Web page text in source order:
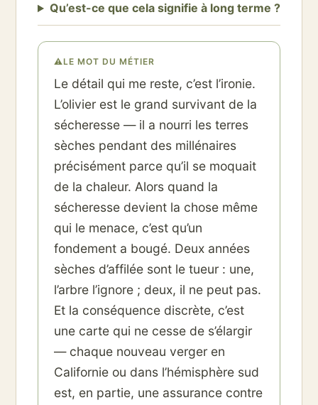
Qu’est-ce que cela signifie à long terme ?
⚠LE MOT DU MÉTIER
Le détail qui me reste, c’est l’ironie.
L’olivier est le grand survivant de la
sécheresse — il a nourri les terres
sèches pendant des millénaires
précisément parce qu’il se moquait
de la chaleur. Alors quand la
sécheresse devient la chose même
qui le menace, c’est qu’un
fondement a bougé. Deux années
sèches d’affilée sont le tueur : une,
l’arbre l’ignore ; deux, il ne peut pas.
Et la conséquence discrète, c’est
une carte qui ne cesse de s’élargir
— chaque nouveau verger en
Californie ou dans l’hémisphère sud
est, en partie, une assurance contre